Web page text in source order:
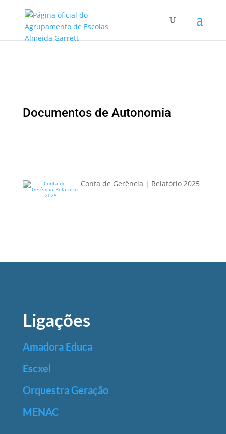
Documentos de Autonomia
Conta de Gerência | Relatório 2025
Ligações
Amadora Educa
Escxel
Orquestra Geração
MENAC